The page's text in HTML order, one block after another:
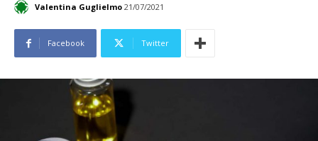
Valentina Guglielmo 21/07/2021
Facebook Twitter